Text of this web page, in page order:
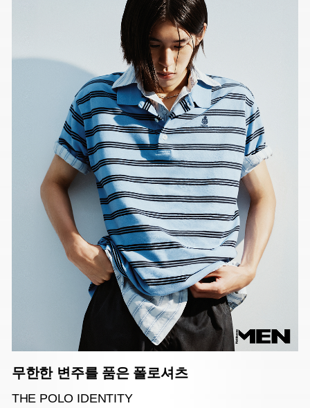
무한한 변주를 품은 폴로셔츠
THE POLO IDENTITY